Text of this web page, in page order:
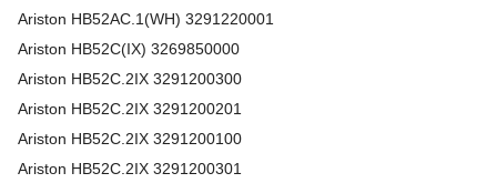
Ariston HB52AC.1(WH) 3291220001
Ariston HB52C(IX) 3269850000
Ariston HB52C.2IX 3291200300
Ariston HB52C.2IX 3291200201
Ariston HB52C.2IX 3291200100
Ariston HB52C.2IX 3291200301